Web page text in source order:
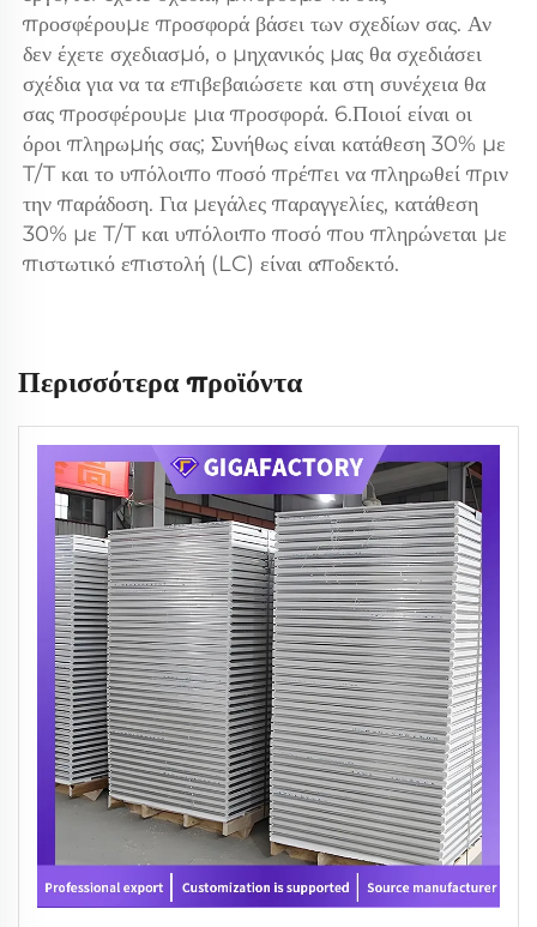
προσφέρουμε προσφορά βάσει των σχεδίων σας. Αν
δεν έχετε σχεδιασμό, ο μηχανικός μας θα σχεδιάσει
σχέδια για να τα επιβεβαιώσετε και στη συνέχεια θα
σας προσφέρουμε μια προσφορά. 6.Ποιοί είναι οι
όροι πληρωμής σας; Συνήθως είναι κατάθεση 30% με
T/T και το υπόλοιπο ποσό πρέπει να πληρωθεί πριν
την παράδοση. Για μεγάλες παραγγελίες, κατάθεση
30% με T/T και υπόλοιπο ποσό που πληρώνεται με
πιστωτικό επιστολή (LC) είναι αποδεκτό.
Περισσότερα προϊόντα